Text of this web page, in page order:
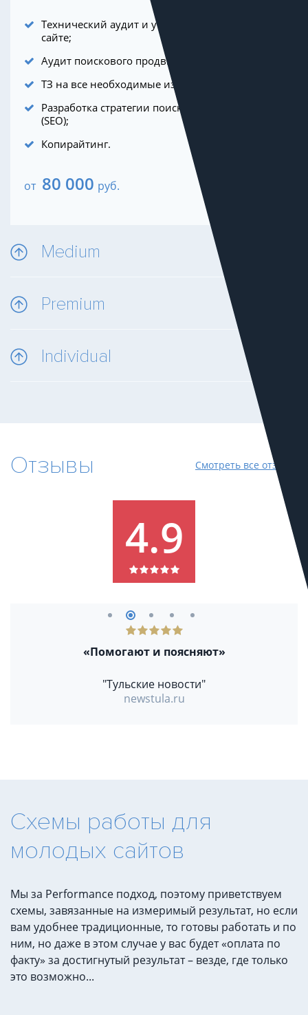
Технический аудит и устранение ошибок на
сайте;
Аудит поискового продвижения (SEO);
ТЗ на все необходимые изменения на сайте;
Разработка стратегии поискового продвижения
(SEO);
Копирайтинг.
от 80 000 руб.
Medium
Premium
Individual
Отзывы Смотреть все отзывы
4.9
«Помогают и поясняют»
"Тульские новости"
newstula.ru
Схемы работы для
молодых сайтов
Мы за Performance подход, поэтому приветствуем
схемы, завязанные на измеримый результат, но если
вам удобнее традиционные, то готовы работать и по
ним, но даже в этом случае у вас будет «оплата по
факту» за достигнутый результат – везде, где только
это возможно...